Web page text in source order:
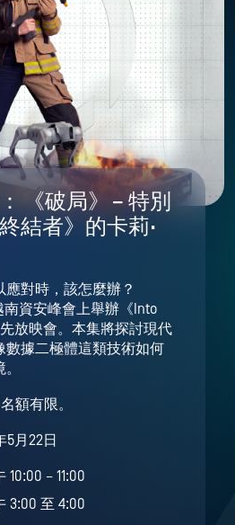
《破局》 – 特別
結者》的卡莉·
對時，該怎麼辦？
南資安峰會上舉辦《Into
放映會。本集將探討現代
數據二極體這類技術如何
額有限。
5月22日
– 11:00
3:00 至 4:00